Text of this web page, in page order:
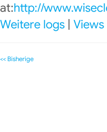
at:http://
Weitere logs Views
<< Bisherige